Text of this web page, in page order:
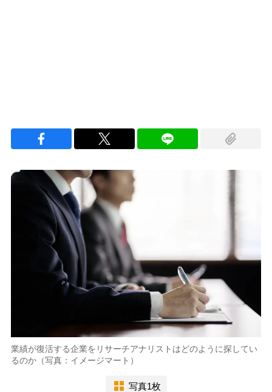
業績が復活する企業をリサーチアナリストはどのように探してい
るのか（写真：イメージマート）
写真1枚